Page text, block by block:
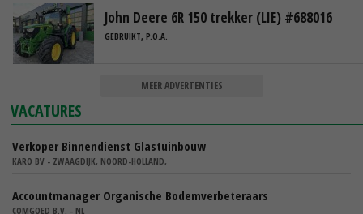
John Deere 6R 150 trekker (LIE) #688016
GEBRUIKT, P.O.A.
MEER ADVERTENTIES
VACATURES
Verkoper Binnendienst Glastuinbouw
KARO BV - ZWAAGDIJK, NOORD-HOLLAND,
Accountmanager Organische Bodemverbeteraars
COMGOED B.V. - NL